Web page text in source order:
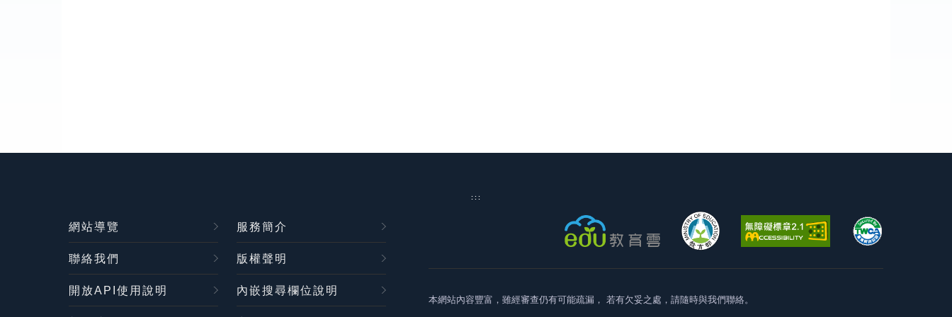
:::
網站導覽 服務簡介
聯絡我們 版權聲明
開放API使用說明 內嵌搜尋欄位說明
本網站內容豐富，雖經審查仍有可能疏漏， 若有欠妥之處，請隨時與我們聯絡。